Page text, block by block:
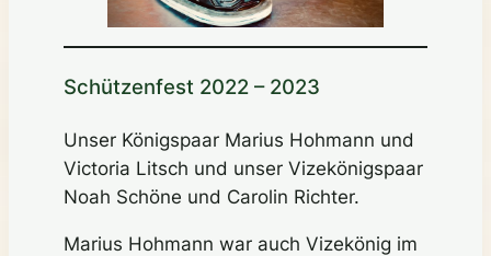
Schützenfest 2022 – 2023
Unser Königspaar Marius Hohmann und
Victoria Litsch und unser Vizekönigspaar
Noah Schöne und Carolin Richter.
Marius Hohmann war auch Vizekönig im